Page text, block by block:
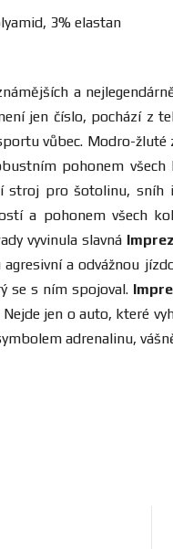
3% elastan
a
jen číslo, pochází z
vůbec. Modro-žluté
pohonem
stroj pro šotolinu,
a pohonem všech
vyvinula slavná
a odvážnou
se s ním spojoval.
jen o auto, které
adrenalinu,